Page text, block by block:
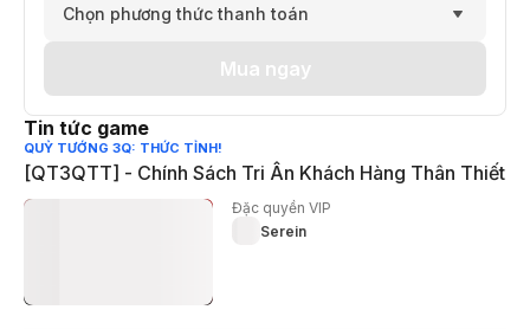
Chọn phương thức thanh toán
Mua ngay
Tin tức game
QUỶ TƯỚNG 3Q: THỨC TỈNH!
[QT3QTT] - Chính Sách Tri Ân Khách Hàng Thân Thiết
Đặc quyền VIP
Serein